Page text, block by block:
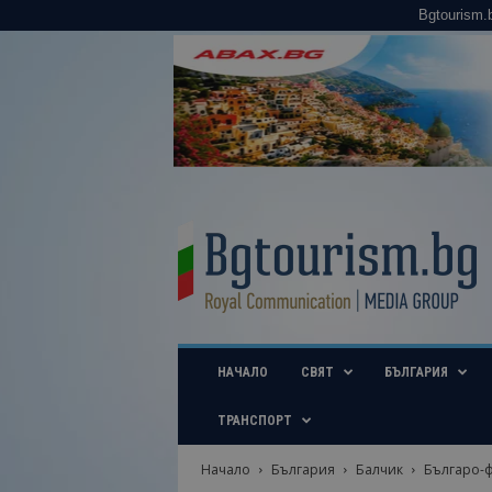
u
i
b
НАЧАЛО СВЯТ БЪЛГАРИЯ
ТРАНСПОРТ
Начало България Балчик
Българо-